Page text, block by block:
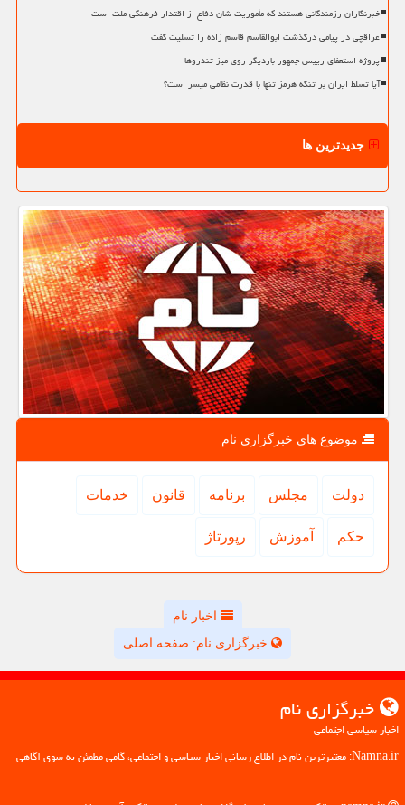
خبرنگاران رزمندگانی هستند که مأموریت شان دفاع از اقتدار فرهنگی ملت است
عراقچی در پیامی درگذشت ابوالقاسم قاسم زاده را تسلیت گفت
پروژه استعفای رییس جمهور باردیگر روی میز تندروها
آیا تسلط ایران بر تنگه هرمز تنها با قدرت نظامی میسر است؟
جدیدترین ها
موضوع های خبرگزاری نام
دولت مجلس برنامه قانون خدمات
حكم آموزش رپورتاژ
اخبار نام
خبرگزاری نام: صفحه اصلی
خبرگزاری نام
اخبار سیاسی اجتماعی
Namna.ir: معتبرترین نام در اطلاع رسانی اخبار سیاسی و اجتماعی، گامی مطمئن به سوی آگاهی